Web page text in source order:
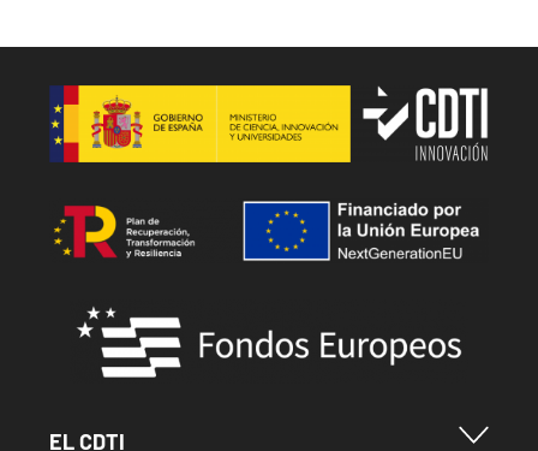
Image
Image
Menu Footer Cdti
EL CDTI